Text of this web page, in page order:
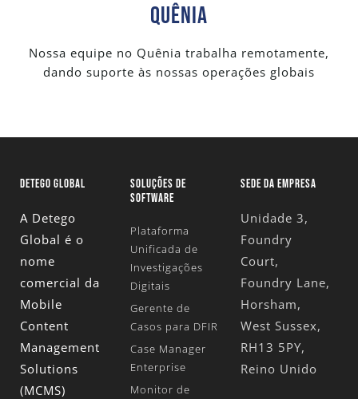
Quênia
Nossa equipe no Quênia trabalha remotamente,
dando suporte às nossas operações globais
DETEGO GLOBAL
A Detego
Global é o
nome
comercial da
Mobile
Content
Management
Solutions
(MCMS)
SOLUÇÕES DE
SOFTWARE
Plataforma
Unificada de
Investigações
Digitais
Gerente de
Casos para DFIR
Case Manager
Enterprise
Monitor de
SEDE DA EMPRESA
Unidade 3,
Foundry
Court,
Foundry Lane,
Horsham,
West Sussex,
RH13 5PY,
Reino Unido